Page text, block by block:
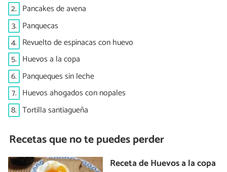
2. Pancakes de avena
3. Panquecas
4. Revuelto de espinacas con huevo
5. Huevos a la copa
6. Panqueques sin leche
7. Huevos ahogados con nopales
8. Tortilla santiagueña
Recetas que no te puedes perder
Receta de Huevos a la copa